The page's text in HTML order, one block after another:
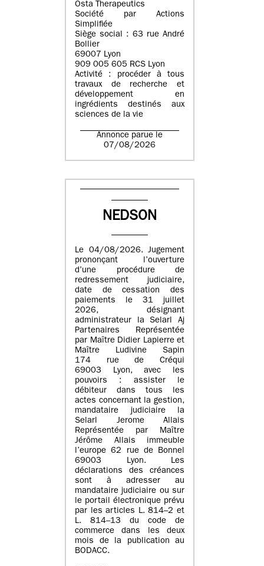
Osta Therapeutics
Société par Actions
Simplifiée
Siège social : 63 rue André
Bollier
69007 Lyon
909 005 605 RCS Lyon
Activité : procéder à tous
travaux de recherche et
développement en
ingrédients destinés aux
sciences de la vie
Annonce parue le
07/08/2026
NEDSON
Le 04/08/2026. Jugement
prononçant l’ouverture
d’une procédure de
redressement judiciaire,
date de cessation des
paiements le 31 juillet
2026, désignant
administrateur la Selarl Aj
Partenaires Représentée
par Maître Didier Lapierre et
Maître Ludivine Sapin
174 rue de Créqui
69003 Lyon, avec les
pouvoirs : assister le
débiteur dans tous les
actes concernant la gestion,
mandataire judiciaire la
Selarl Jerome Allais
Représentée par Maître
Jérôme Allais immeuble
l’europe 62 rue de Bonnel
69003 Lyon. Les
déclarations des créances
sont à adresser au
mandataire judiciaire ou sur
le portail électronique prévu
par les articles L. 814–2 et
L. 814–13 du code de
commerce dans les deux
mois de la publication au
BODACC.